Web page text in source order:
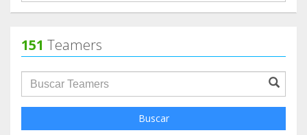
151 Teamers
groupProfile.searchForm.search.text???
Buscar